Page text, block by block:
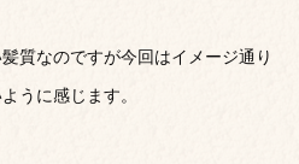
質なのですが今回はイメージ通り
うに感じます。